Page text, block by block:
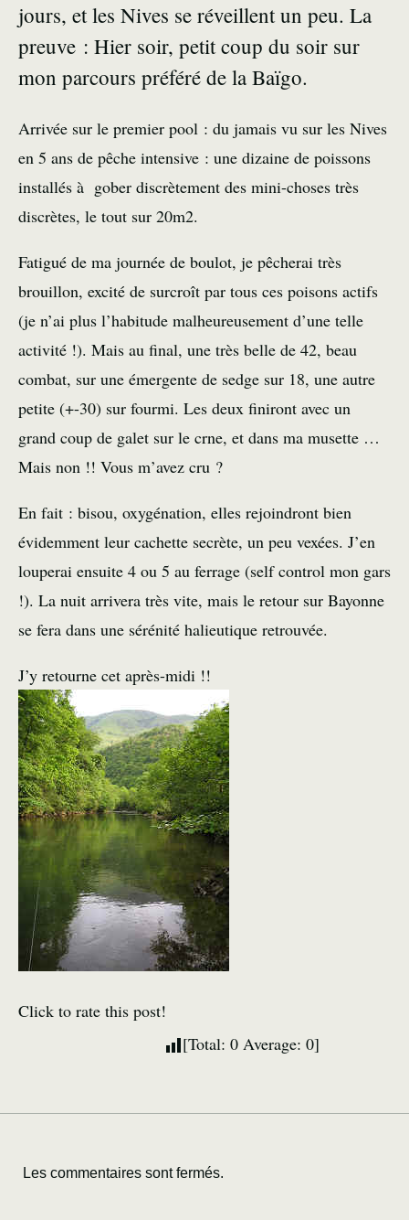
jours, et les Nives se réveillent un peu. La
preuve : Hier soir, petit coup du soir sur
mon parcours préféré de la Baïgo.
Arrivée sur le premier pool : du jamais vu sur les Nives
en 5 ans de pêche intensive : une dizaine de poissons
installés à gober discrètement des mini-choses très
discrètes, le tout sur 20m2.
Fatigué de ma journée de boulot, je pêcherai très
brouillon, excité de surcroît par tous ces poisons actifs
(je n’ai plus l’habitude malheureusement d’une telle
activité !). Mais au final, une très belle de 42, beau
combat, sur une émergente de sedge sur 18, une autre
petite (+-30) sur fourmi. Les deux finiront avec un
grand coup de galet sur le crne, et dans ma musette …
Mais non !! Vous m’avez cru ?
En fait : bisou, oxygénation, elles rejoindront bien
évidemment leur cachette secrète, un peu vexées. J’en
louperai ensuite 4 ou 5 au ferrage (self control mon gars
!). La nuit arrivera très vite, mais le retour sur Bayonne
se fera dans une sérénité halieutique retrouvée.
J’y retourne cet après-midi !!
Click to rate this post!
[Total: 0 Average: 0]
Les commentaires sont fermés.